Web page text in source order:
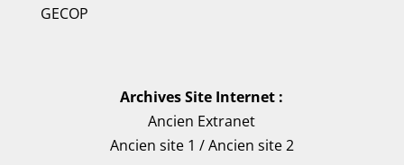
GECOP
Archives Site Internet :
Ancien Extranet
Ancien site 1 /Ancien site 2